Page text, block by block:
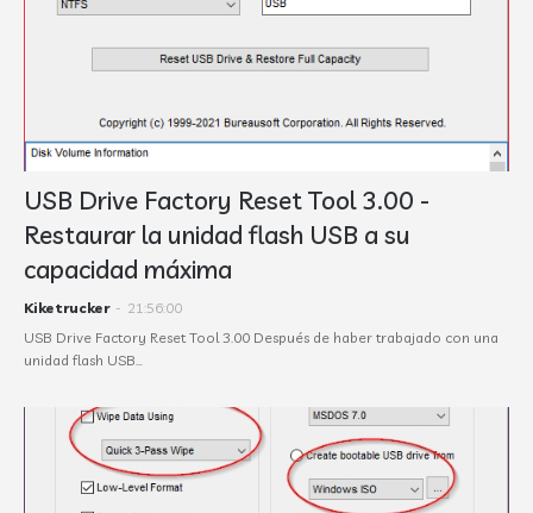
USB Drive Factory Reset Tool 3.00 -
Restaurar la unidad flash USB a su
capacidad máxima
Kiketrucker - 21:56:00
USB Drive Factory Reset Tool 3.00 Después de haber trabajado con una
unidad flash USB…